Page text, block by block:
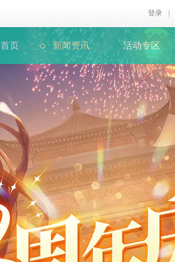
登录
首页 新闻资讯 活动专区